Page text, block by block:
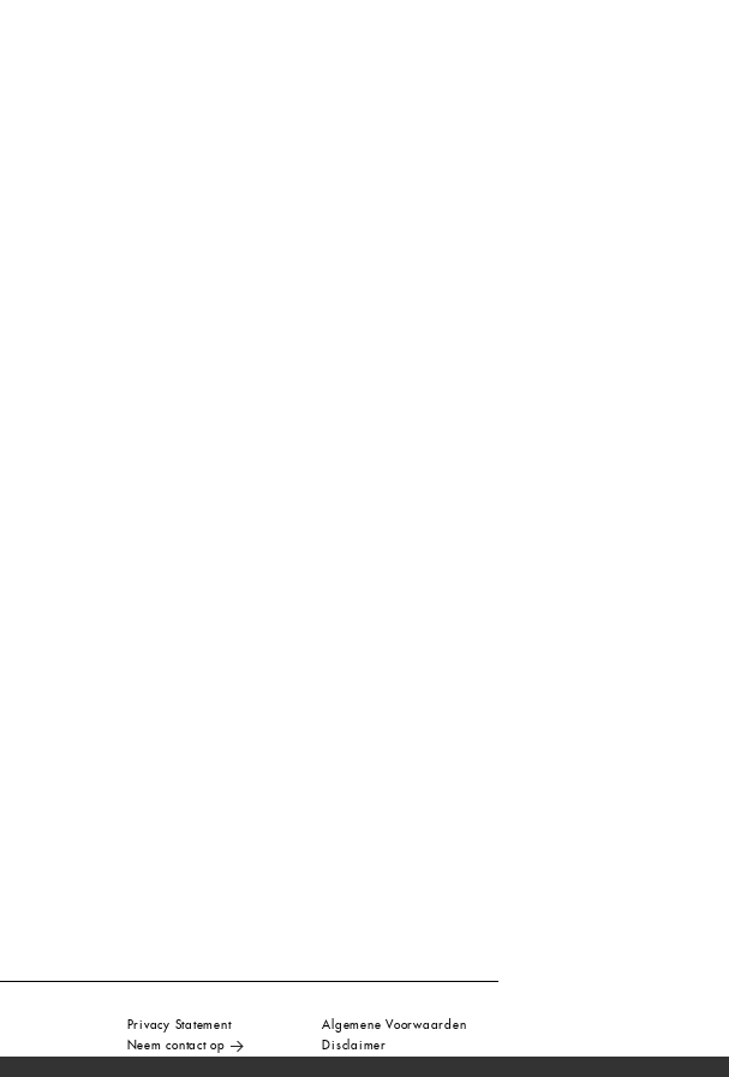
Privacy Statement
Algemene Voorwaarden
Neem contact op
Disclaimer